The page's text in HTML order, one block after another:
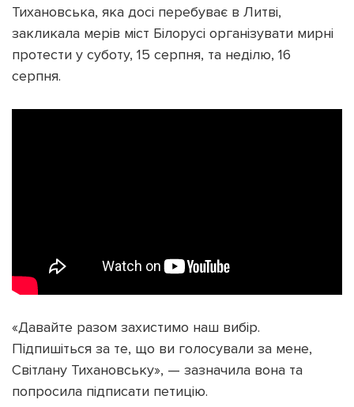
Тихановська, яка досі перебуває в Литві,
закликала мерів міст Білорусі організувати мирні
протести у суботу, 15 серпня, та неділю, 16
серпня.
«Давайте разом захистимо наш вибір.
Підпишіться за те, що ви голосували за мене,
Світлану Тихановську», — зазначила вона та
попросила підписати петицію.